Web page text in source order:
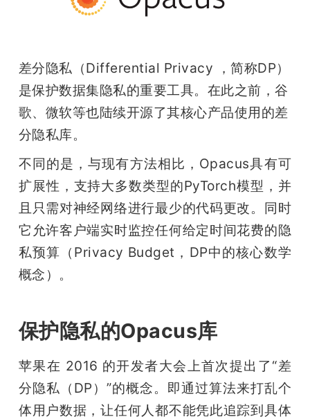
中
心
专
题
爱
搞
机
差分隐私（Differential Privacy ，简称DP）
是保护数据集隐私的重要工具。在此之前，谷
歌、微软等也陆续开源了其核心产品使用的差
分隐私库。
不同的是，与现有方法相比，Opacus具有可
扩展性，支持大多数类型的PyTorch模型，并
且只需对神经网络进行最少的代码更改。同时
它允许客户端实时监控任何给定时间花费的隐
私预算（Privacy Budget，DP中的核心数学
概念）。
保护隐私的Opacus库
苹果在 2016 的开发者大会上首次提出了“差
分隐私（DP）”的概念。即通过算法来打乱个
体用户数据，让任何人都不能凭此追踪到具体